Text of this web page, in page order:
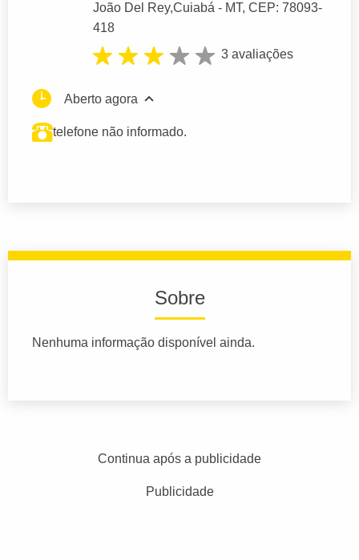
João Del Rey,Cuiabá - MT, CEP: 78093-
418
3 avaliações
Aberto agora
telefone não informado.
Sobre
Nenhuma informação disponível ainda.
Continua após a publicidade
Publicidade